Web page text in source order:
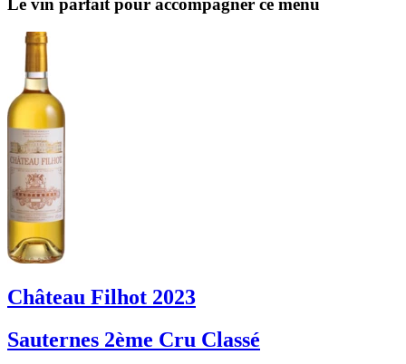
Le vin parfait pour accompagner ce menu
Château Filhot 2023
Sauternes 2ème Cru Classé